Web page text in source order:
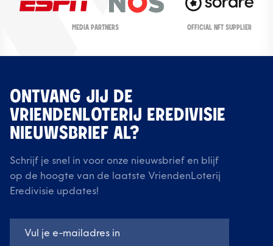
MEDIA PARTNERS OFFICIAL NFT SUPPLIER
ONTVANG JIJ DE
VRIENDENLOTERIJ EREDIVISIE
NIEUWSBRIEF AL?
Schrijf je snel in voor onze nieuwsbrief en blijf
op de hoogte van de laatste VriendenLoterij
Eredivisie updates!